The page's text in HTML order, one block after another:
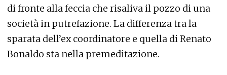
di fronte alla feccia che risaliva il pozzo di una
società in putrefazione. La differenza tra la
sparata dell’ex coordinatore e quella di Renato
Bonaldo sta nella premeditazione.